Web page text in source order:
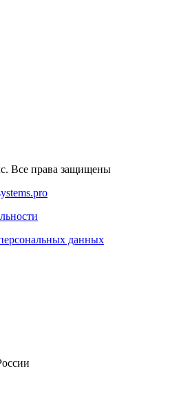
Все права защищены
данных